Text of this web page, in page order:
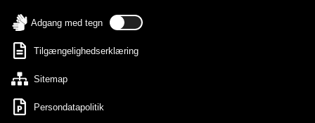
Adgang med tegn
Tilgængelighedserklæring
Sitemap
Persondatapolitik